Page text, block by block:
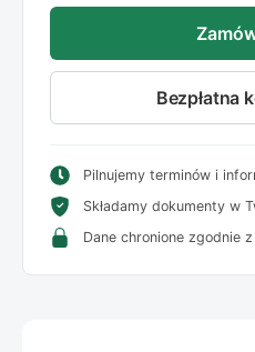
Bezpłatna
Pilnujemy terminów i
Składamy dokumenty w
Dane chronione zgodnie z